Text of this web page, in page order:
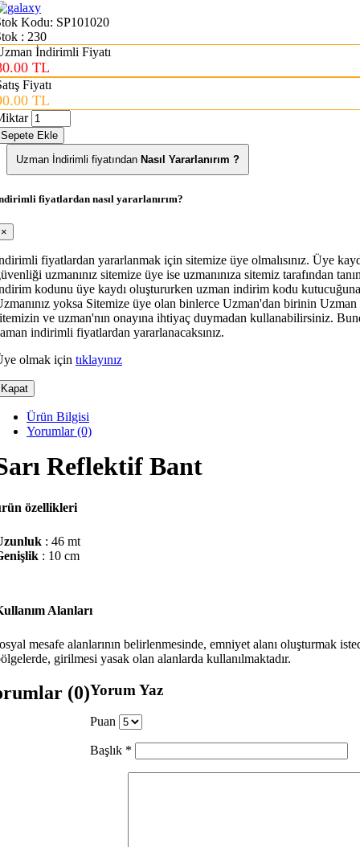
Kodu: SP101020
: 230
İndirimli Fiyatı
TL
Fiyatı
TL
Sepete Ekle
Uzman İndirimli fiyatından Nasıl Yararlanırım ?
fiyatlardan nasıl yararlanırım?
×
fiyatlardan yararlanmak için sitemize üye olmalısınız. Üye
uzmanınız sitemize üye ise uzmanınıza sitemiz tarafından
kodunu üye kaydı oluştururken uzman indirim kodu kutucuğuna
yoksa Sitemize üye olan binlerce Uzman'dan birinin
ve uzman'nın onayına ihtiyaç duymadan kullanabilirsiniz.
indirimli fiyatlardan yararlanacaksınız.
olmak için tıklayınız
Kapat
Ürün Bilgisi
Yorumlar (0)
Reflektif Bant
özellikleri
: 46 mt
: 10 cm
Alanları
mesafe alanlarının belirlenmesinde, emniyet alanı oluşturmak
girilmesi yasak olan alanlarda kullanılmaktadır.
(0)Yorum Yaz
Puan
Başlık *